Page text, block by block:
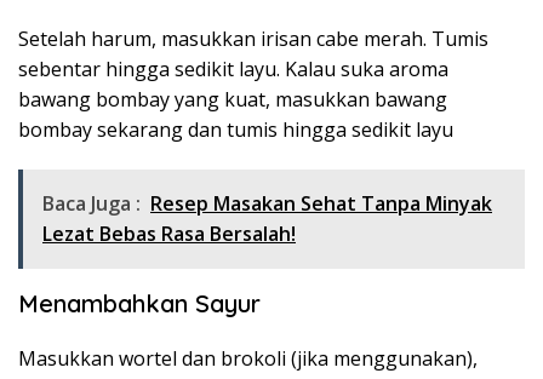
Setelah harum, masukkan irisan cabe merah. Tumis
sebentar hingga sedikit layu. Kalau suka aroma
bawang bombay yang kuat, masukkan bawang
bombay sekarang dan tumis hingga sedikit layu
Baca Juga : Resep Masakan Sehat Tanpa Minyak
Lezat Bebas Rasa Bersalah!
Menambahkan Sayur
Masukkan wortel dan brokoli (jika menggunakan),